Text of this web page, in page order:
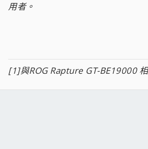
用者。
[1]與ROG Rapture GT-BE19000